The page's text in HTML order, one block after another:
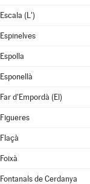
Escala (L')
Espinelves
Espolla
Esponellà
Far d'Empordà (El)
Figueres
Flaçà
Foixà
Fontanals de Cerdanya